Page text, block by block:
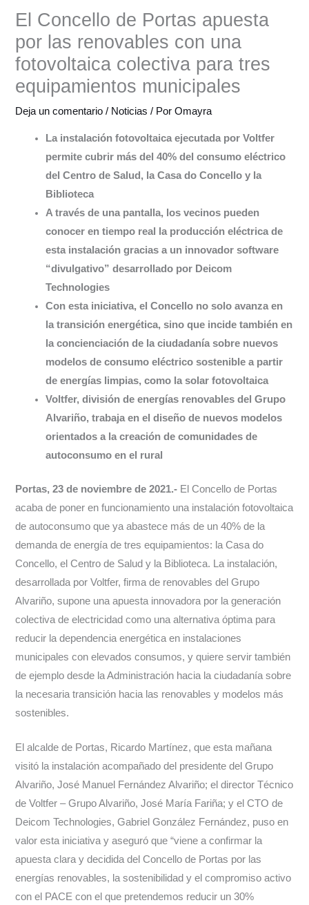
El Concello de Portas apuesta
por las renovables con una
fotovoltaica colectiva para tres
equipamientos municipales
Deja un comentario / Noticias / PorOmayra
La instalación fotovoltaica ejecutada por Voltfer
permite cubrir más del 40% del consumo eléctrico
del Centro de Salud, la Casa do Concello y la
Biblioteca
A través de una pantalla, los vecinos pueden
conocer en tiempo real la producción eléctrica de
esta instalación gracias a un innovador software
“divulgativo” desarrollado por Deicom
Technologies
Con esta iniciativa, el Concello no solo avanza en
la transición energética, sino que incide también en
la concienciación de la ciudadanía sobre nuevos
modelos de consumo eléctrico sostenible a partir
de energías limpias, como la solar fotovoltaica
Voltfer, división de energías renovables del Grupo
Alvariño, trabaja en el diseño de nuevos modelos
orientados a la creación de comunidades de
autoconsumo en el rural
Portas, 23 de noviembre de 2021.- El Concello de Portas
acaba de poner en funcionamiento una instalación fotovoltaica
de autoconsumo que ya abastece más de un 40% de la
demanda de energía de tres equipamientos: la Casa do
Concello, el Centro de Salud y la Biblioteca. La instalación,
desarrollada por Voltfer, firma de renovables del Grupo
Alvariño, supone una apuesta innovadora por la generación
colectiva de electricidad como una alternativa óptima para
reducir la dependencia energética en instalaciones
municipales con elevados consumos, y quiere servir también
de ejemplo desde la Administración hacia la ciudadanía sobre
la necesaria transición hacia las renovables y modelos más
sostenibles.
El alcalde de Portas, Ricardo Martínez, que esta mañana
visitó la instalación acompañado del presidente del Grupo
Alvariño, José Manuel Fernández Alvariño; el director Técnico
de Voltfer – Grupo Alvariño, José María Fariña; y el CTO de
Deicom Technologies, Gabriel González Fernández, puso en
valor esta iniciativa y aseguró que “viene a confirmar la
apuesta clara y decidida del Concello de Portas por las
energías renovables, la sostenibilidad y el compromiso activo
con el PACE con el que pretendemos reducir un 30%